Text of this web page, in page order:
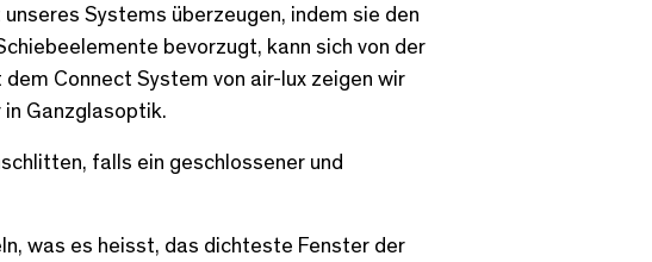
Systems überzeugen, indem sie den
bevorzugt, kann sich von der
Connect System von air-lux zeigen wir
in Ganzglasoptik.
falls ein geschlossener und
was es heisst, das dichteste Fenster der